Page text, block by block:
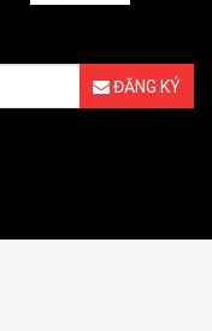
ĐĂNG KÝ